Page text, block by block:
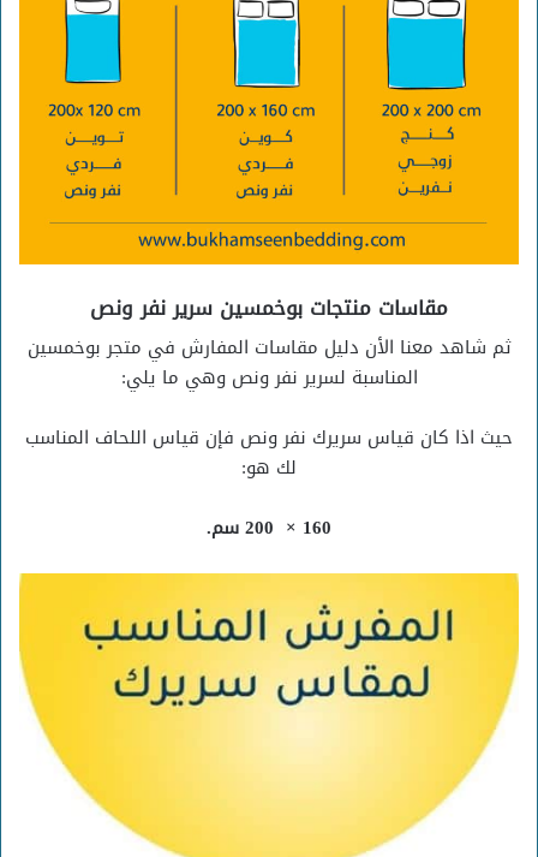
مقاسات منتجات بوخمسين سرير نفر ونص
ثم شاهد معنا الأن دليل مقاسات المفارش في متجر بوخمسين
المناسبة لسرير نفر ونص وهي ما يلي:
حيث اذا كان قياس سريرك نفر ونص فإن قياس اللحاف المناسب
لك هو:
160 × 200 سم.